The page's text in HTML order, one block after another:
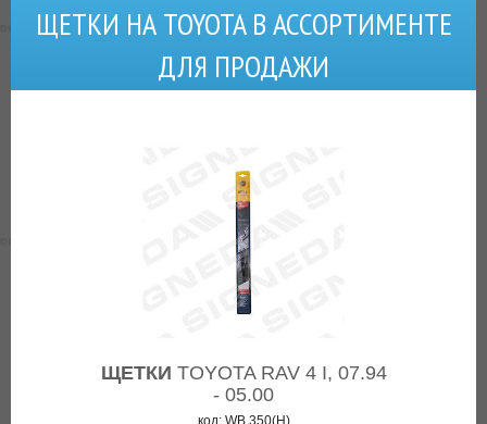
ЩЕТКИ НА TOYOTA В АССОРТИМЕНТЕ
ДЛЯ ПРОДАЖИ
ЩЕТКИ TOYOTA RAV 4 I, 07.94
- 05.00
код: WB.350(H)